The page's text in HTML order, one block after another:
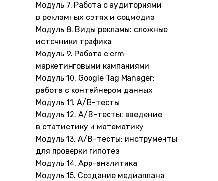
Модуль 7. Работа с аудиториями
в рекламных сетях и соцмедиа
Модуль 8. Виды рекламы: сложные
источники трафика
Модуль 9. Работа с crm-
маркетинговыми кампаниями
Модуль 10. Google Tag Manager:
работа с контейнером данных
Модуль 11. A/B-тесты
Модуль 12. A/B-тесты: введение
в статистику и математику
Модуль 13. A/B-тесты: инструменты
для проверки гипотез
Модуль 14. App-аналитика
Модуль 15. Создание медиаплана